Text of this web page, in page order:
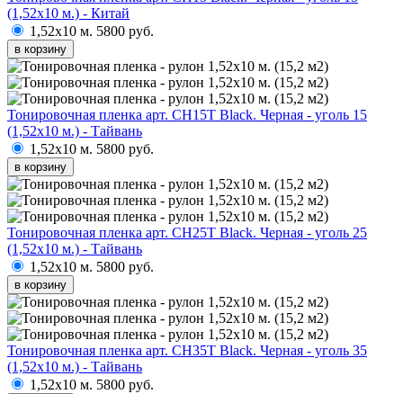
(1,52х10 м.) - Китай
1,52х10 м. 5800 руб.
в корзину
Тонировочная пленка арт. CH15T Black. Черная - уголь 15
(1,52х10 м.) - Тайвань
1,52х10 м. 5800 руб.
в корзину
Тонировочная пленка арт. CH25T Black. Черная - уголь 25
(1,52х10 м.) - Тайвань
1,52х10 м. 5800 руб.
в корзину
Тонировочная пленка арт. CH35T Black. Черная - уголь 35
(1,52х10 м.) - Тайвань
1,52х10 м. 5800 руб.